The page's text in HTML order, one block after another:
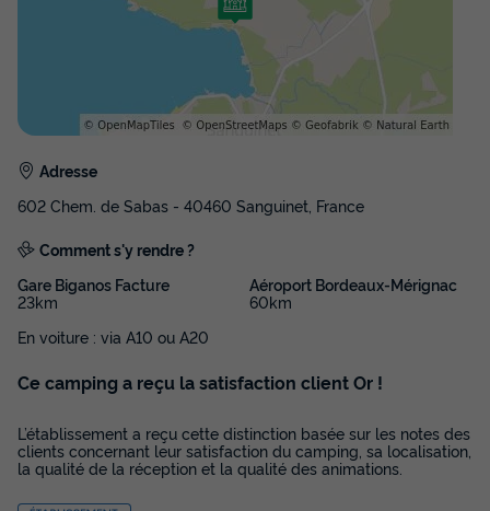
Terrasse semi-couverte Climatisation
Animaux autorisés *
MOBILHOME 4 personnes - Cottage Lodge 3 Pièces 4
du13/09/2026
Modifier les dates
Voir les disponibilités
Adresse
602 Chem. de Sabas - 40460 Sanguinet, France
Comment s'y rendre ?
Gare Biganos Facture
23km
Aéroport Bordeaux-Mérignac
60km
En voiture : via A10 ou A20
Ce camping a reçu la satisfaction client Or !
L’établissement a reçu cette distinction basée sur les notes des
clients concernant leur satisfaction du camping, sa localisation,
la qualité de la réception et la qualité des animations.